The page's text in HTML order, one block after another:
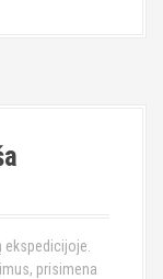
ekspedicijoje.
prisimena